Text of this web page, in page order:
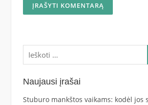
Ieškoti:
Naujausi įrašai
Stuburo mankštos vaikams: kodėl jos